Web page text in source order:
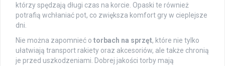
którzy spędzają długi czas na korcie. Opaski te również
potrafią wchłaniać pot, co zwiększa komfort gry w cieplejsze
dni.
Nie można zapomnieć o torbach na sprzęt, które nie tylko
ułatwiają transport rakiety oraz akcesoriów, ale także chronią
je przed uszkodzeniami. Dobrej jakości torby mają